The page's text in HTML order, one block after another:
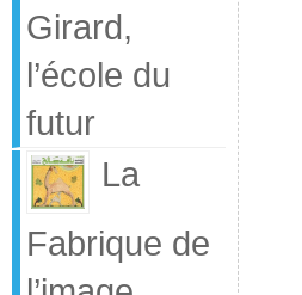
Girard,
l’école du
futur
La
Fabrique de